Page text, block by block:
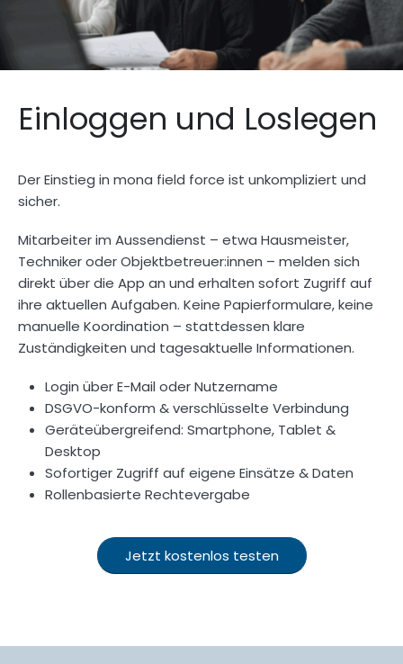
Einloggen und Loslegen
Der Einstieg in mona field force ist unkompliziert und
sicher.
Mitarbeiter im Aussendienst – etwa Hausmeister,
Techniker oder Objektbetreuer:innen – melden sich
direkt über die App an und erhalten sofort Zugriff auf
ihre aktuellen Aufgaben. Keine Papierformulare, keine
manuelle Koordination – stattdessen klare
Zuständigkeiten und tagesaktuelle Informationen.
Login über E-Mail oder Nutzername
DSGVO-konform & verschlüsselte Verbindung
Geräteübergreifend: Smartphone, Tablet &
Desktop
Sofortiger Zugriff auf eigene Einsätze & Daten
Rollenbasierte Rechtevergabe
Jetzt kostenlos testen